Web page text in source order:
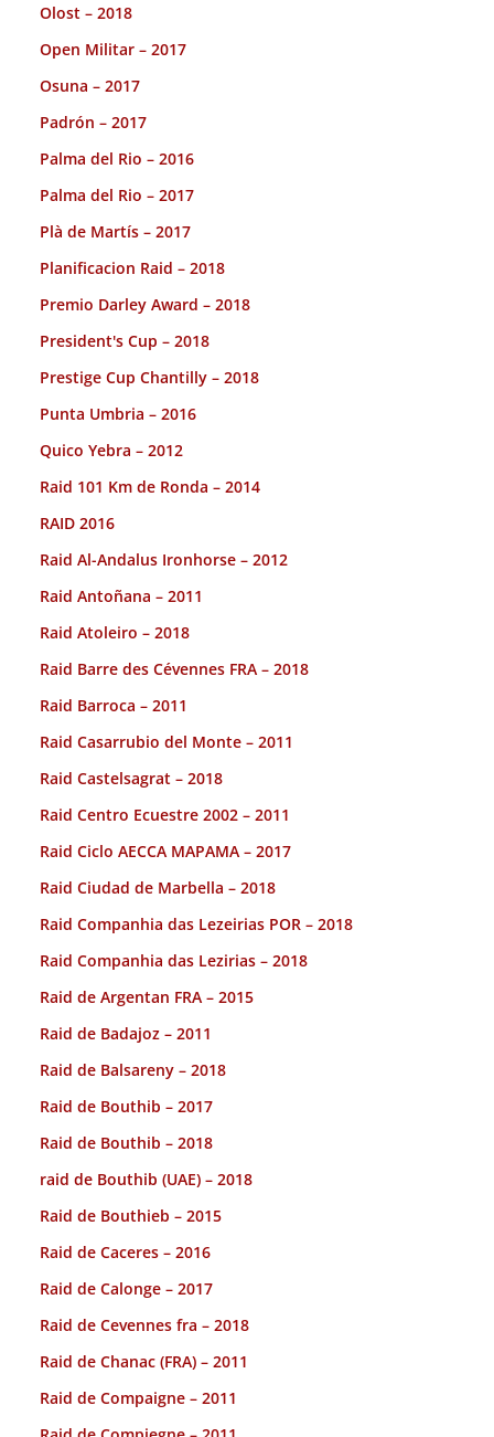
Olost – 2018
Open Militar – 2017
Osuna – 2017
Padrón – 2017
Palma del Rio – 2016
Palma del Rio – 2017
Plà de Martís – 2017
Planificacion Raid – 2018
Premio Darley Award – 2018
President's Cup – 2018
Prestige Cup Chantilly – 2018
Punta Umbria – 2016
Quico Yebra – 2012
Raid 101 Km de Ronda – 2014
RAID 2016
Raid Al-Andalus Ironhorse – 2012
Raid Antoñana – 2011
Raid Atoleiro – 2018
Raid Barre des Cévennes FRA – 2018
Raid Barroca – 2011
Raid Casarrubio del Monte – 2011
Raid Castelsagrat – 2018
Raid Centro Ecuestre 2002 – 2011
Raid Ciclo AECCA MAPAMA – 2017
Raid Ciudad de Marbella – 2018
Raid Companhia das Lezeirias POR – 2018
Raid Companhia das Lezirias – 2018
Raid de Argentan FRA – 2015
Raid de Badajoz – 2011
Raid de Balsareny – 2018
Raid de Bouthib – 2017
Raid de Bouthib – 2018
raid de Bouthib (UAE) – 2018
Raid de Bouthieb – 2015
Raid de Caceres – 2016
Raid de Calonge – 2017
Raid de Cevennes fra – 2018
Raid de Chanac (FRA) – 2011
Raid de Compaigne – 2011